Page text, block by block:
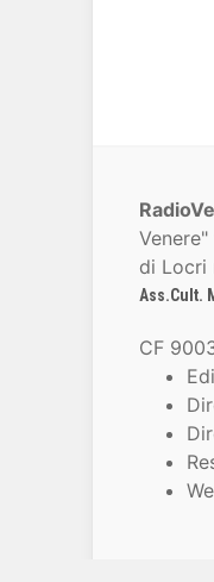
di Locri
Ass.Cult.
CF